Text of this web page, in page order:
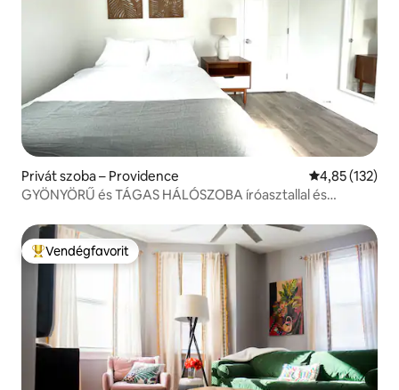
Privát szoba – Providence Átlagos
4,85 (132)
GYÖNYÖRŰ és TÁGAS HÁLÓSZOBA íróasztallal és
Kiemelt vendégfavorit
Vendégfavorit